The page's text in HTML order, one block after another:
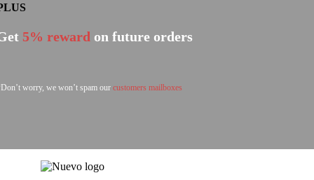
5% reward on future orders
worry, we won’t spam our customers mailboxes